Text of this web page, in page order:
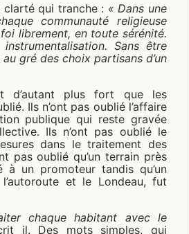
clarté qui tranche : « Dans une
communauté religieuse
librement, en toute sérénité.
Sans être
gré des choix partisans d’un
d’autant plus fort que les
Ils n’ont pas oublié l’affaire
publique qui reste gravée
Ils n’ont pas oublié le
dans le traitement des
pas oublié qu’un terrain près
un promoteur tandis qu’un
et le Londeau, fut
chaque habitant avec le
il. Des mots simples, qui